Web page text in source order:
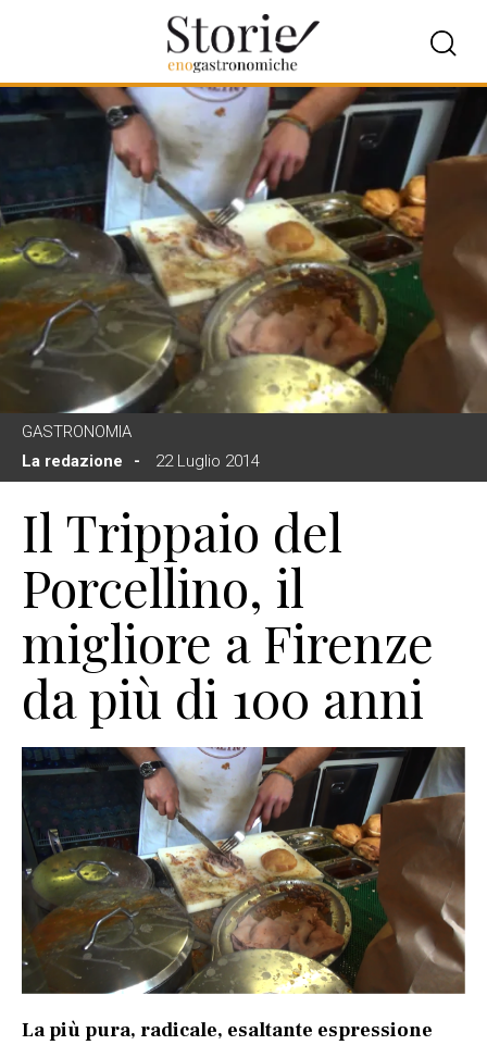
GASTRONOMIA
La redazione
22 Luglio 2014
Il Trippaio del
Porcellino, il
migliore a Firenze
da più di 100 anni
La più pura, radicale, esaltante espressione